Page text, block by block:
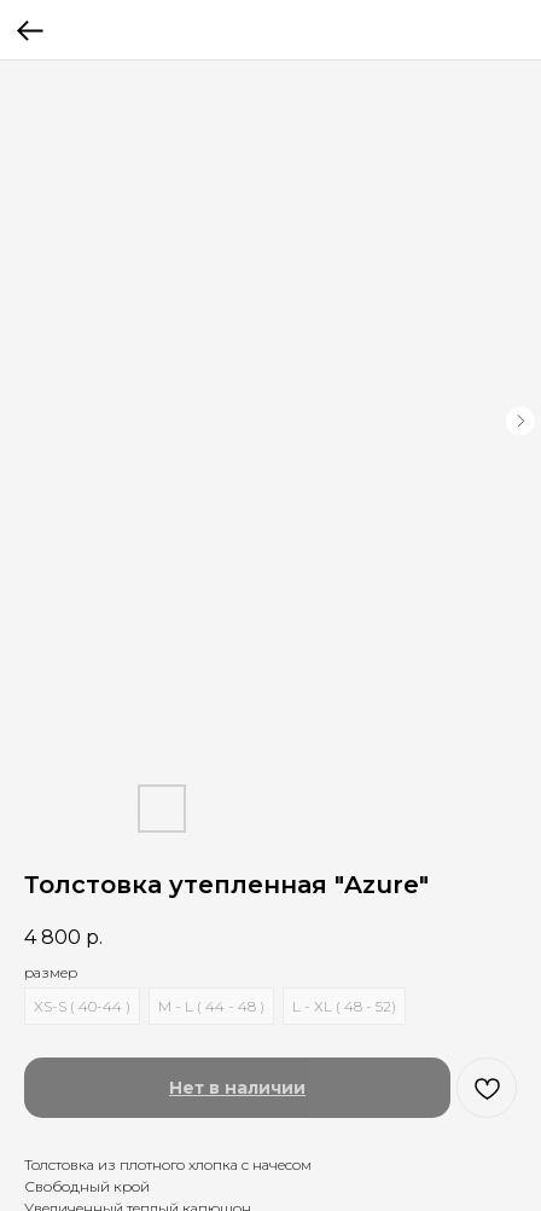
Толстовка утепленная "Azure"
4 800 р.
размер
XS-S ( 40-44 )
M - L ( 44 - 48 ) L - XL ( 48 - 52)
Нет в наличии
Толстовка из плотного хлопка с начесом
Свободный крой